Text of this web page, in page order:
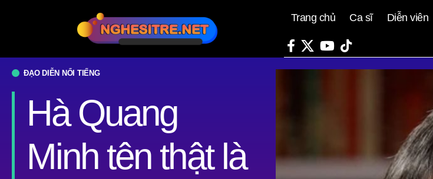
Trang chủ Ca sĩ Diễn viên
ĐẠO DIỄN NỔI TIẾNG
Hà Quang
Minh tên thật là